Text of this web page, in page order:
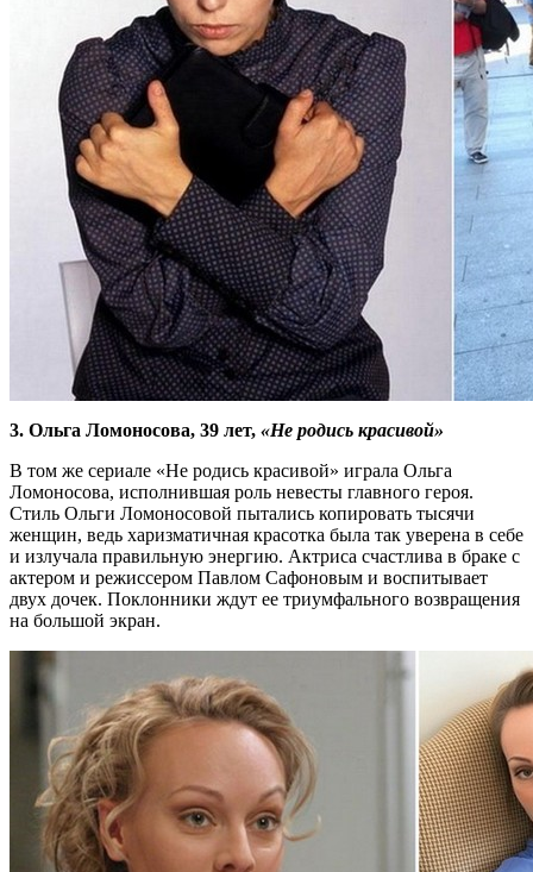
3. Ольга Ломоносова, 39 лет, «Не родись красивой»
В том же сериале «Не родись красивой» играла Ольга
Ломоносова, исполнившая роль невесты главного героя.
Стиль Ольги Ломоносовой пытались копировать тысячи
женщин, ведь харизматичная красотка была так уверена в себе
и излучала правильную энергию. Актриса счастлива в браке с
актером и режиссером Павлом Сафоновым и воспитывает
двух дочек. Поклонники ждут ее триумфального возвращения
на большой экран.